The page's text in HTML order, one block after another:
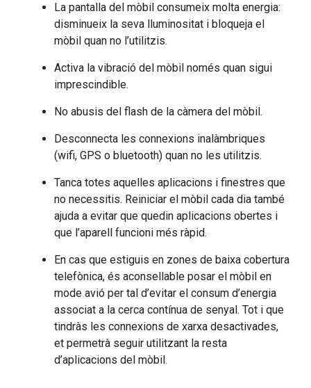
La pantalla del mòbil consumeix molta energia:
disminueix la seva lluminositat i bloqueja el
mòbil quan no l’utilitzis.
Activa la vibració del mòbil només quan sigui
imprescindible.
No abusis del flash de la càmera del mòbil.
Desconnecta les connexions inalàmbriques
(wifi, GPS o bluetooth) quan no les utilitzis.
Tanca totes aquelles aplicacions i finestres que
no necessitis. Reiniciar el mòbil cada dia també
ajuda a evitar que quedin aplicacions obertes i
que l’aparell funcioni més ràpid.
En cas que estiguis en zones de baixa cobertura
telefònica, és aconsellable posar el mòbil en
mode avió per tal d’evitar el consum d’energia
associat a la cerca contínua de senyal. Tot i que
tindràs les connexions de xarxa desactivades,
et permetrà seguir utilitzant la resta
d’aplicacions del mòbil.